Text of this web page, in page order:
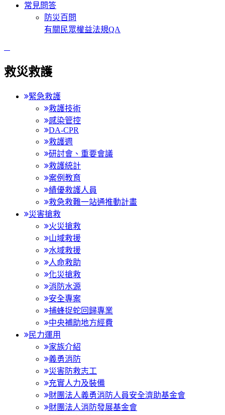
常見問答
防災百問
有關民眾權益法規QA
救災救護
緊急救護
救護技術
感染管控
DA-CPR
救護週
研討會、重要會議
救護統計
案例教育
績優救護人員
救急救難一站通推動計畫
災害搶救
火災搶救
山域救援
水域救援
人命救助
化災搶救
消防水源
安全專案
捕蜂捉蛇回歸專業
中央補助地方經費
民力運用
家族介紹
義勇消防
災害防救志工
充實人力及裝備
財團法人義勇消防人員安全濟助基金會
財團法人消防發展基金會